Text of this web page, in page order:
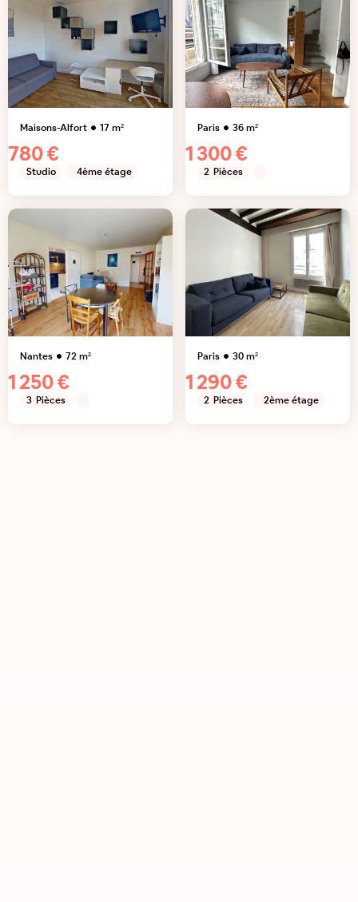
Maisons-Alfort 17m²
780 €
Studio 4ème étage
Paris 36m²
1 300 €
2 Pièces
Nantes 72m²
1 250 €
3 Pièces
Paris 30m²
1 290 €
2 Pièces 2ème étage